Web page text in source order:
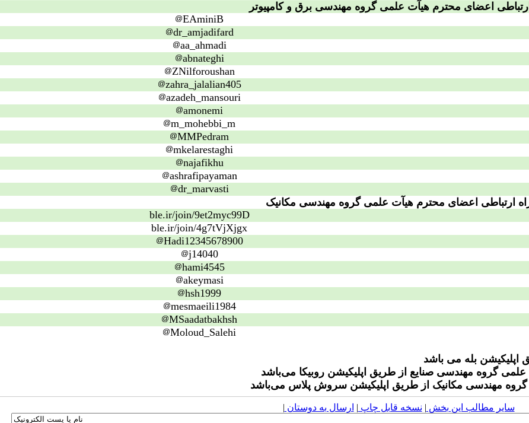
اعضای محترم هیآت علمی گروه مهندسی برق و کامپیوتر
EAminiB
dr_amjadifard
aa_ahmadi
abnateghi
ZNilforoushan
zahra_jalalian405
azadeh_mansouri
amonemi
m_mohebbi_m
MMPedram
mkelarestaghi
najafikhu
ashrafipayaman
dr_marvasti
ارتباطی اعضای محترم هیآت علمی گروه مهندسی مکانیک
ble.ir/join/9et2myc99D
ble.ir/join/4g7tVjXjgx
Hadi12345678900
j14040
hami4545
akeymasi
hsh1999
mesmaeili1984
MSaadatbakhsh
Moloud_Salehi
بله می باشد
علمی گروه مهندسی صنایع از طریق اپلیکیشن روبیکا می‌باشد
مهندسی مکانیک از طریق اپلیکیشن سروش پلاس می‌باشد
سایر مطالب این بخش | نسخه قابل چاپ | ارسال به دوستان |